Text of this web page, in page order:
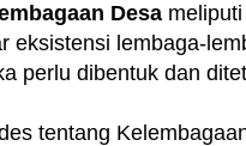
Desa
eksistensi lembaga-
perlu dibentuk dan
tentang